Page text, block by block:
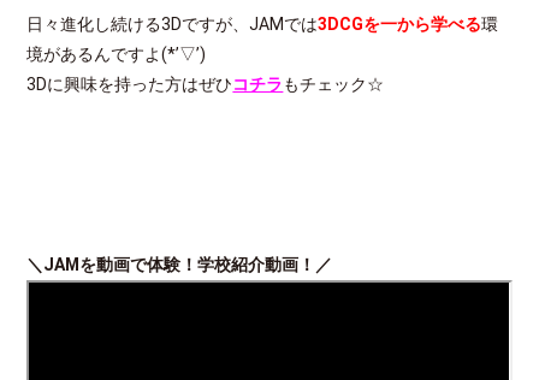
日々進化し続ける3Dですが、JAMでは3DCGを一から学べる環
境があるんですよ(*’▽’)
3Dに興味を持った方はぜひコチラもチェック☆
＼JAM を動画で体験！学校紹介動画！／